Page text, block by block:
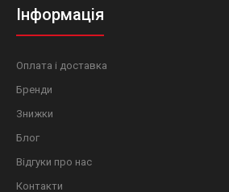
Інформація
Оплата і доставка
Бренди
Знижки
Блог
Відгуки про нас
Контакти